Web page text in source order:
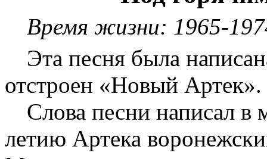
Время жизни: 1965-
Эта песня была
отстроен «Новый Артек».
Слова песни написал в
летию Артека